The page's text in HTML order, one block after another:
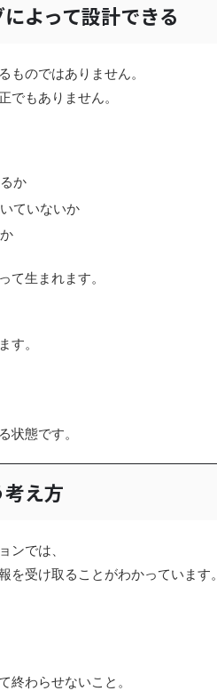
よって設計できる
ものではありません。
でもありません。
か
ていないか
て生まれます。
す。
状態です。
え方
ンでは、
を受け取ることがわかっています。
終わらせないこと。